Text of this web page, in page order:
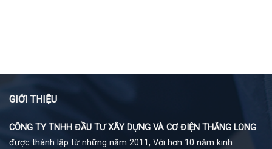
GIỚI THIỆU
CÔNG TY TNHH ĐẦU TƯ XÂY DỰNG VÀ CƠ ĐIỆN THĂNG LONG
được thành lập từ những năm 2011, Với hơn 10 năm kinh